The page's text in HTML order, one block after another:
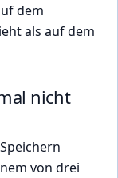
dem
als auf dem
nicht
von drei